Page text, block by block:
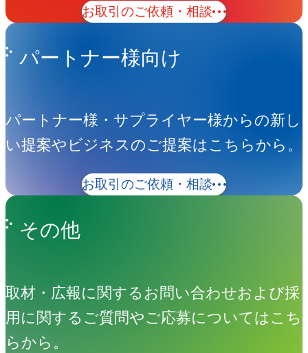
お取引のご依頼・相談
パートナー様向け
パートナー様・サプライヤー様からの新し
い提案やビジネスのご提案はこちらから。
お取引のご依頼・相談
その他
取材・広報に関するお問い合わせおよび採
用に関するご質問やご応募についてはこち
らから。